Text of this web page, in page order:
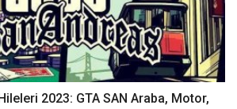
2023: GTA SAN Araba, Motor,